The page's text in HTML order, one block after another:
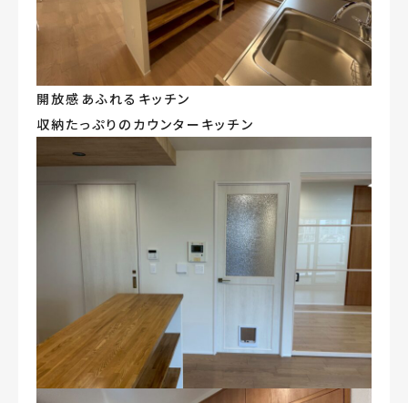
開放感あふれるキッチン
収納たっぷりのカウンターキッチン